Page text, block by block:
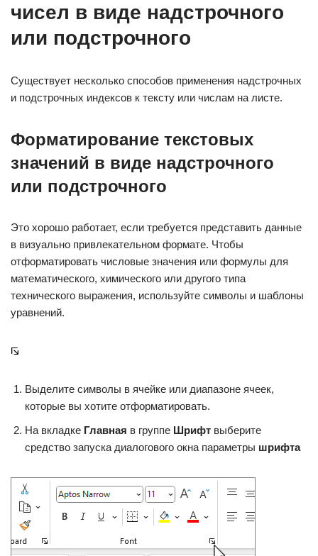
чисел в виде надстрочного
или подстрочного
Существует несколько способов применения надстрочных
и подстрочных индексов к тексту или числам на листе.
Форматирование текстовых
значений в виде надстрочного
или подстрочного
Это хорошо работает, если требуется представить данные
в визуально привлекательном формате. Чтобы
отформатировать числовые значения или формулы для
математического, химического или другого типа
технического выражения, используйте символы и шаблоны
уравнений.
Выделите символы в ячейке или диапазоне ячеек,
которые вы хотите отформатировать.
На вкладке Главная в группе Шрифт выберите
средство запуска диалогового окна параметры шрифта